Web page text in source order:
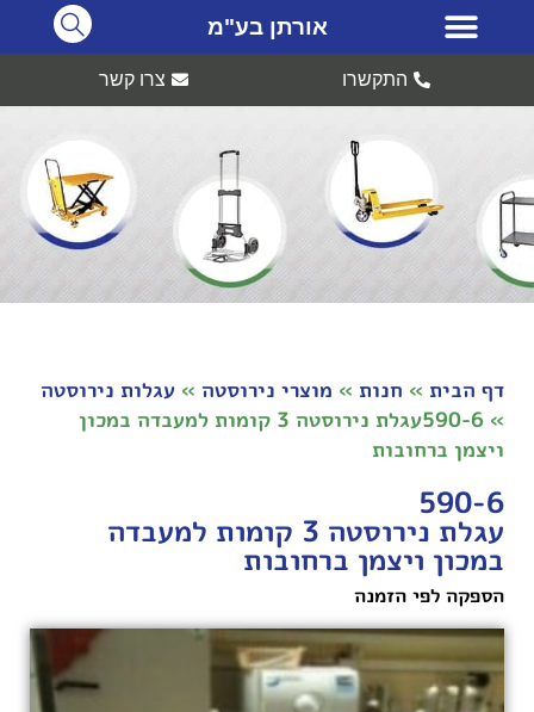
אורתן בע"מ
התקשרו צרו קשר
דף הבית » חנות » מוצרי נירוסטה » עגלות נירוסטה
»
590-6עגלת נירוסטה 3 קומות למעבדה במכון
ויצמן ברחובות
590-6
עגלת נירוסטה 3 קומות למעבדה
במכון ויצמן ברחובות
הספקה לפי הזמנה